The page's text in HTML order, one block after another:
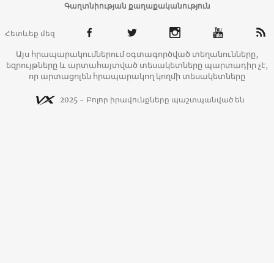
Գաղտնիության քաղաքականություն
Հետևեք մեզ
Այս հրապարակումներում օգտագործված տեղանունները,
եզրույթները և արտահայտված տեսակետները պարտադիր չէ,
որ արտացոլեն հրապարակող կողմի տեսակետները
2025 - Բոլոր իրավունքները պաշտպանված են